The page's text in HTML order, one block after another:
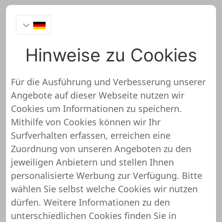
https://toolineo.de/
TOOLINEO wurde noch nicht
überprüft und getestet
Über diesen Shop oder Webseite liegen uns
noch keine detaillierten Informationen vor.
Das bedeutet, dass TOOLINEO von unserem
Support-Team noch nicht überprüft und
Hinweise zu Cookies
Für die Ausführung und Verbesserung unserer
Angebote auf dieser Webseite nutzen wir
Cookies um Informationen zu speichern.
Mithilfe von Cookies können wir Ihr
Surfverhalten erfassen, erreichen eine
Zuordnung von unseren Angeboten zu den
jeweiligen Anbietern und stellen Ihnen
personalisierte Werbung zur Verfügung. Bitte
wählen Sie selbst welche Cookies wir nutzen
dürfen. Weitere Informationen zu den
unterschiedlichen Cookies finden Sie in